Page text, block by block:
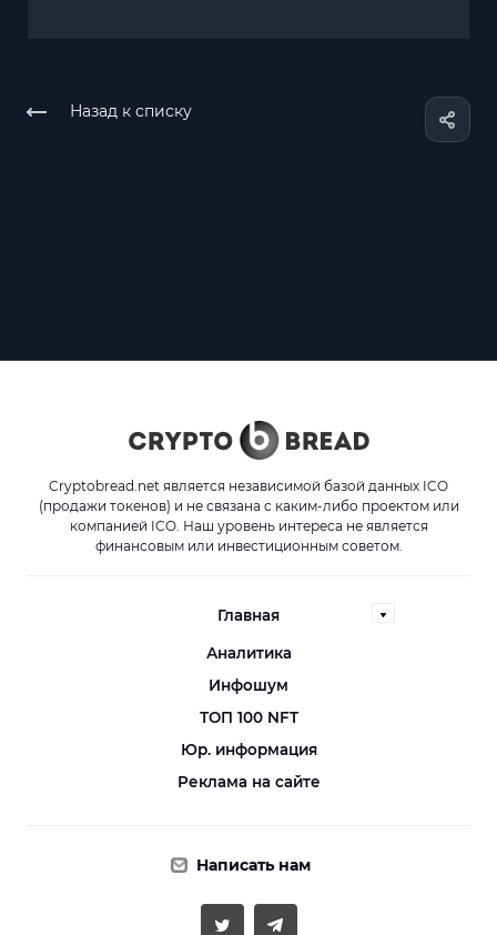
Назад к списку
Cryptobread.net является независимой базой данных ICO
(продажи токенов) и не связана с каким-либо проектом или
компанией ICO. Наш уровень интереса не является
финансовым или инвестиционным советом.
Главная
Аналитика
Инфошум
ТОП 100 NFT
Юр. информация
Реклама на сайте
Написать нам